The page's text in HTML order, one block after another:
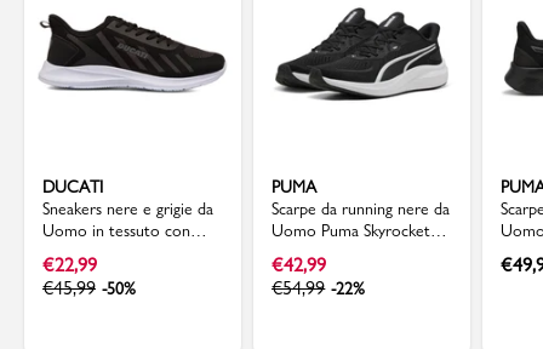
DUCATI
Sneakers nere e grigie da
Uomo in tessuto con
logo Ducati
€22,99
€45,99 -50%
PUMA
Scarpe da running nere da
Uomo Puma Skyrocket
Lite 2
€42,99
€54,99 -22%
€